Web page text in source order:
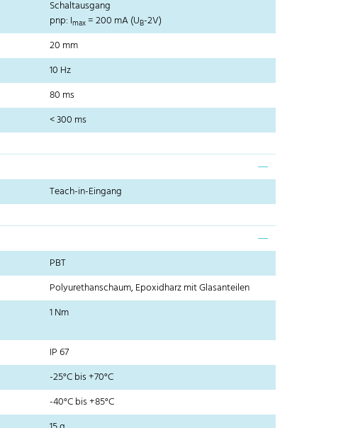
Schaltausgang
pnp: Imax= 200 mA (UB-2V)
20 mm
10 Hz
80 ms
< 300 ms
Teach-in-Eingang
PBT
Polyurethanschaum, Epoxidharz mit Glasanteilen
1 Nm
IP 67
-25°C bis +70°C
-40°C bis +85°C